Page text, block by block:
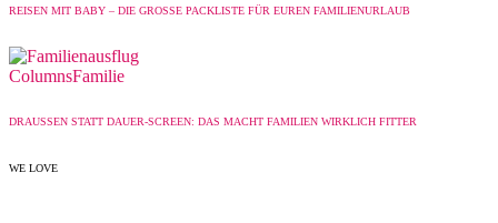
REISEN MIT BABY – DIE GROSSE PACKLISTE FÜR EUREN FAMILIENURLAUB
ColumnsFamilie
DRAUSSEN STATT DAUER-SCREEN: DAS MACHT FAMILIEN WIRKLICH FITTER
WE LOVE